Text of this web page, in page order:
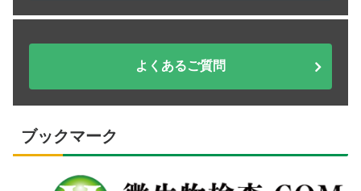
よくあるご質問
ブックマーク